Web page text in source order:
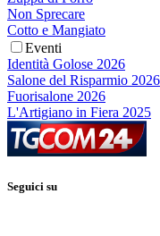
Non Sprecare
Cotto e Mangiato
Eventi
Identità Golose 2026
Salone del Risparmio 2026
Fuorisalone 2026
L'Artigiano in Fiera 2025
Seguici su